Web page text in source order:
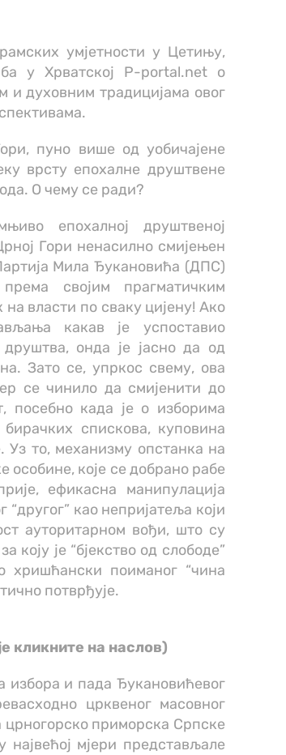
умјетности у Цетињу,
у Хрватској P-portal.net о
и духовним традицијама овог
пуно више од уобичајене
врсту епохалне друштвене
О чему се ради?
епохалној друштвеној
Гори ненасилно смијењен
Мила Ђукановића (ДПС)
својим прагматичким
власти по сваку цијену! Ако
какав је успоставио
онда је јасно да од
Зато се, упркос свему, ова
се чинило да смијенити до
посебно када је о изборима
спискова, куповина
Уз то, механизму опстанка на
особине, које се добрано рабе
ефикасна манипулација
као непријатеља који
ауторитарном вођи, што су
коју је “бјекство од слободе”
поиманог “чина
потврђује.
кликните на наслов)
избора и пада Ђукановићевог
црквеног масовног
црногорско приморска Српске
мјери представљале